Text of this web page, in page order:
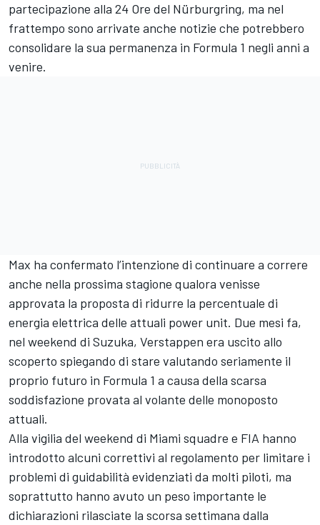
partecipazione alla 24 Ore del Nürburgring, ma nel
frattempo sono arrivate anche notizie che potrebbero
consolidare la sua permanenza in Formula 1 negli anni a
venire.
Max ha confermato l’intenzione di continuare a correre
anche nella prossima stagione qualora venisse
approvata la proposta di ridurre la percentuale di
energia elettrica delle attuali power unit. Due mesi fa,
nel weekend di Suzuka, Verstappen era uscito allo
scoperto spiegando di stare valutando seriamente il
proprio futuro in Formula 1 a causa della scarsa
soddisfazione provata al volante delle monoposto
attuali.
Alla vigilia del weekend di Miami squadre e FIA hanno
introdotto alcuni correttivi al regolamento per limitare i
problemi di guidabilità evidenziati da molti piloti, ma
soprattutto hanno avuto un peso importante le
dichiarazioni rilasciate la scorsa settimana dalla